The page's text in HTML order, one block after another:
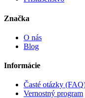
Značka
O nás
Blog
Informácie
Časté otázky
Vernostný program